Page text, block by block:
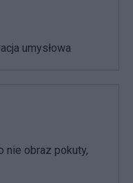
umysłowa
nie obraz pokuty,